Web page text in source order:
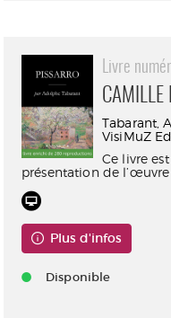
Livre
CAMILLE
Tabarant,
VisiMuZ
Ce livre
présentation de l’œuvre
Plus d'infos
Disponible